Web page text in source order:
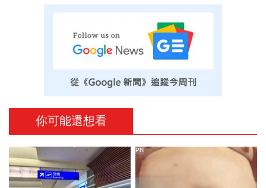
你可能還想看
PR